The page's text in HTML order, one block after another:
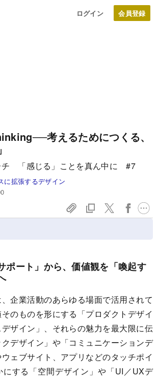
ログイン
考えるためにつくる、
チ 「感じる」ことを真ん中に #7
に拡張するデザイン
ポート」から、価値観を「喚起す
企業活動のあらゆる場面で活用されて
のものを形にする「プロダクトデザイ
ザイン」、それらの魅力を最大限に伝
デザイン」や「コミュニケーションデ
ェブサイト、アプリなどのタッチポイ
にする「空間デザイン」や「UI／UXデ